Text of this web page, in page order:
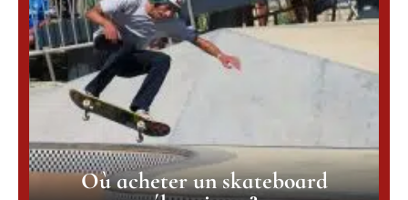
Où acheter un skateboard